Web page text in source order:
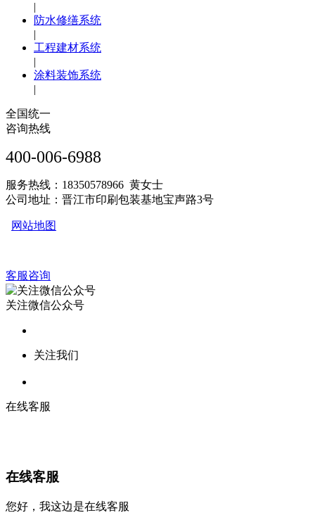
|
防水修缮系统
|
工程建材系统
|
涂料装饰系统
|
全国统一
咨询热线
400-006-6988
服务热线：18350578966 黄女士
公司地址：晋江市印刷包装基地宝声路3号
网站地图
客服咨询
关注微信公众号
关注我们
在线客服
在线客服
您好，我这边是在线客服